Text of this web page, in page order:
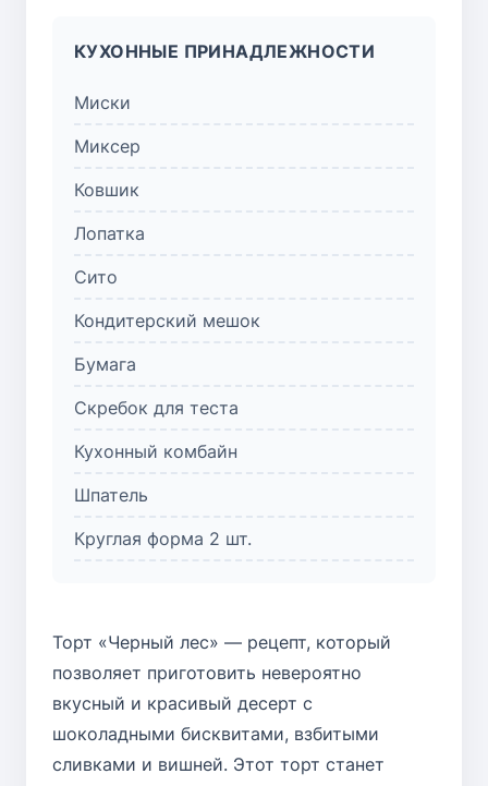
КУХОННЫЕ ПРИНАДЛЕЖНОСТИ
Миски
Миксер
Ковшик
Лопатка
Сито
Кондитерский мешок
Бумага
Скребок для теста
Кухонный комбайн
Шпатель
Круглая форма 2 шт.
Торт «Черный лес» — рецепт, который
позволяет приготовить невероятно
вкусный и красивый десерт с
шоколадными бисквитами, взбитыми
сливками и вишней. Этот торт станет